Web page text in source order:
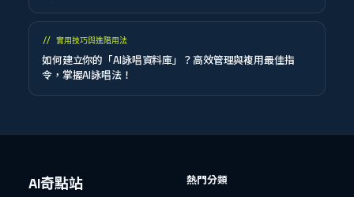
// 實用技巧與進階用法
如何建立你的「AI詠唱資料庫」？高效管理與複用最佳指
令，掌握AI詠唱法！
AI奇點站 熱門分類